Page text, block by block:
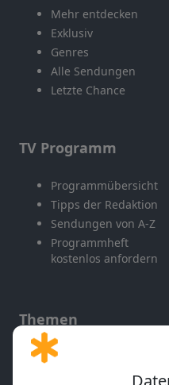
Mehr entdecken
Exklusiv
Genres
Alle Sendungen
Letzte Chance
TV Programm
Programmübersicht
Tipps der Redaktion
Sendungen von A-Z
Programmheft
kostenlos anfordern
Themen
Gott und Bibel erklärt